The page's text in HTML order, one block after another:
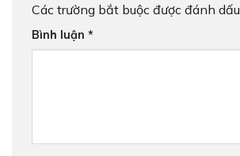
Các trường bắt buộc được đánh dấu
Bình luận *